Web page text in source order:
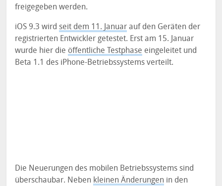
freigegeben werden.
iOS 9.3 wirdseit dem 11. Januar auf den Geräten der
registrierten Entwickler getestet. Erst am 15. Januar
wurde hier die öffentliche Testphase eingeleitet und
Beta 1.1 des iPhone-Betriebssystems verteilt.
Die Neuerungen des mobilen Betriebssystems sind
überschaubar. Neben kleinen Änderungen in den